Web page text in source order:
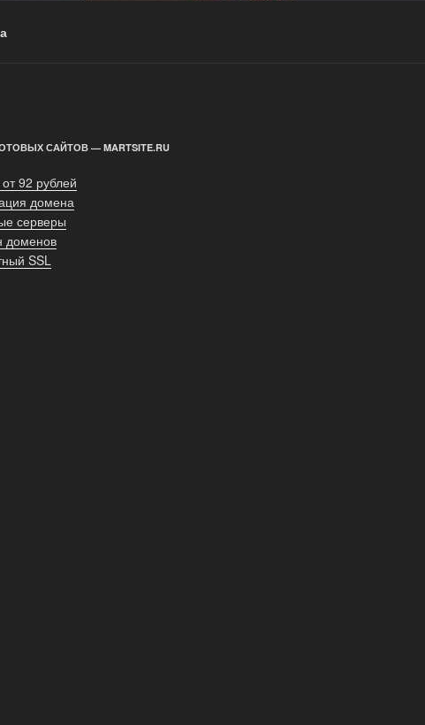
САЙТОВ — MARTSITE.RU
92 рублей
домена
серверы
доменов
SSL